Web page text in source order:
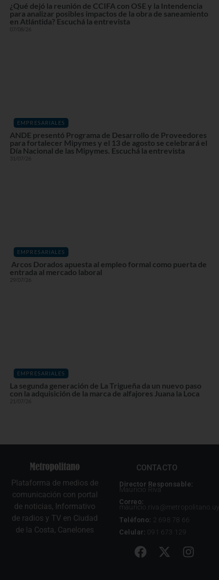
¿Qué dejó la reunión de CCIFA con OSE y la Intendencia
para analizar posibles impactos de la obra de saneamiento
en Atlántida? Escuchá la entrevista
07/08/26
EMPRESARIALES
ANDE presentó Programa de Desarrollo de Proveedores
para fortalecer Mipymes y el 13 de agosto se celebrará el
Día Nacional de las Mipymes. Escuchá la entrevista
31/07/26
EMPRESARIALES
Arcos Dorados apuesta al empleo formal como puerta de
entrada al mercado laboral
29/07/26
EMPRESARIALES
La segunda generación de La Trigueña da un nuevo paso
con la adquisición de la marca de alfajores Juana la Loca
21/07/26
Plataforma de medios de
comunicación con portal
de noticias, Informativo
de radios y TV en Ciudad
de la Costa, Canelones
CONTACTO
Director Responsable:
Mauricio Riva
Correo:
mauricio.riva@metropolitano.uy
Teléfono: 2 698 78 66
Celular: 091 673 129